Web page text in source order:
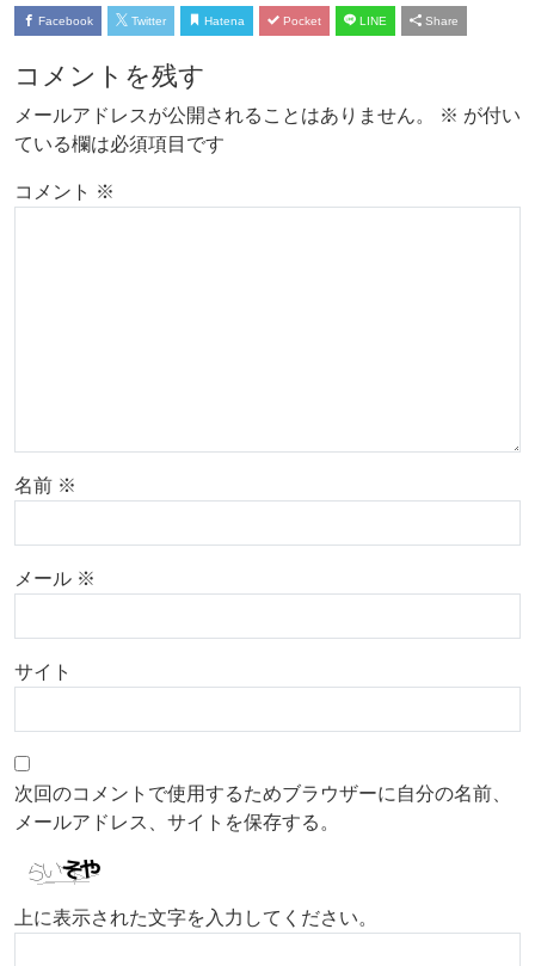
Facebook Twitter Hatena Pocket LINE Share
コメントを残す
メールアドレスが公開されることはありません。 ※ が付い
ている欄は必須項目です
コメント ※
名前 ※
メール ※
サイト
次回のコメントで使用するためブラウザーに自分の名前、
メールアドレス、サイトを保存する。
上に表示された文字を入力してください。